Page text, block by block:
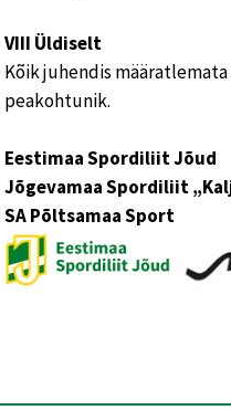
VIII Üldiselt
Kõik juhendis
peakohtunik.
Eestimaa Spordiliit Jõud
Jõgevamaa Spordiliit
SA Põltsamaa Sport